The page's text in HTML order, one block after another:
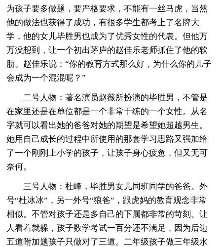
为孩子要多做题，要严格要求，不能有一丝马虎，当然
他的做法也获得了成功，有很多学生都考上了名牌大
学，他的女儿毕胜男也成为了优秀女性的代表。但他万
万没想到，让一个初出茅庐的赵佳乐老师抓住了他的软
肋。赵佳乐说：“你的教育方式那么好，为什么你的儿子
会成为一个混混呢？”
二号人物：著名演员赵薇所扮演的毕胜男，不管是
在家里还是在单位都是一个非常干练的一个女性。从名
字就可以看出她的爸爸对她的期望是希望她超越男生。
她用自己成长的过程中所使用的那套学习思路又强加给
了一个刚刚上小学的孩子，让孩子身心疲惫，但又无可
奈何。
三号人物：杜峰，毕胜男女儿同班同学的爸爸。外
号“杜冰冰”，另一外号“狼爸”，跟虎妈的教育观念非常
相似。不管对孩子还是多自己的下属都非常的苛刻。让
人看着就躲，孩子数学考试一百分还不满足，因为后边
五道附加题孩子只做对了三道。二年级孩子做三年级水